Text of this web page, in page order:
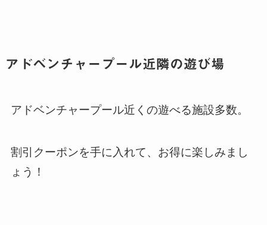
アドベンチャープール近隣の遊び場
アドベンチャープール近くの遊べる施設多数。
割引クーポンを手に入れて、お得に楽しみまし
ょう！